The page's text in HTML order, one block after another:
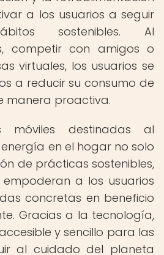
a los usuarios a seguir
sostenibles. Al
competir con amigos o
virtuales, los usuarios se
a reducir su consumo de
manera proactiva.
móviles destinadas al
en el hogar no solo
de prácticas sostenibles,
a los usuarios
concretas en beneficio
Gracias a la tecnología,
y sencillo para las
al cuidado del planeta